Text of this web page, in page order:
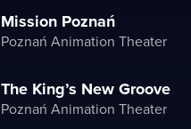
Mission Poznań
Poznań Animation Theater
The King’s New Groove
Poznań Animation Theater